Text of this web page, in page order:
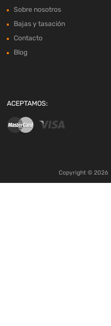
Sobre nosotros
Bajas y tasación
Contacto
Blog
ACEPTAMOS:
Copyright © 2026